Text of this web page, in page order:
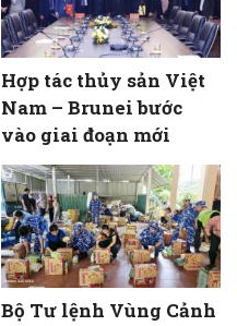
Hợp tác thủy sản Việt
Nam – Brunei bước
vào giai đoạn mới
Bộ Tư lệnh Vùng Cảnh